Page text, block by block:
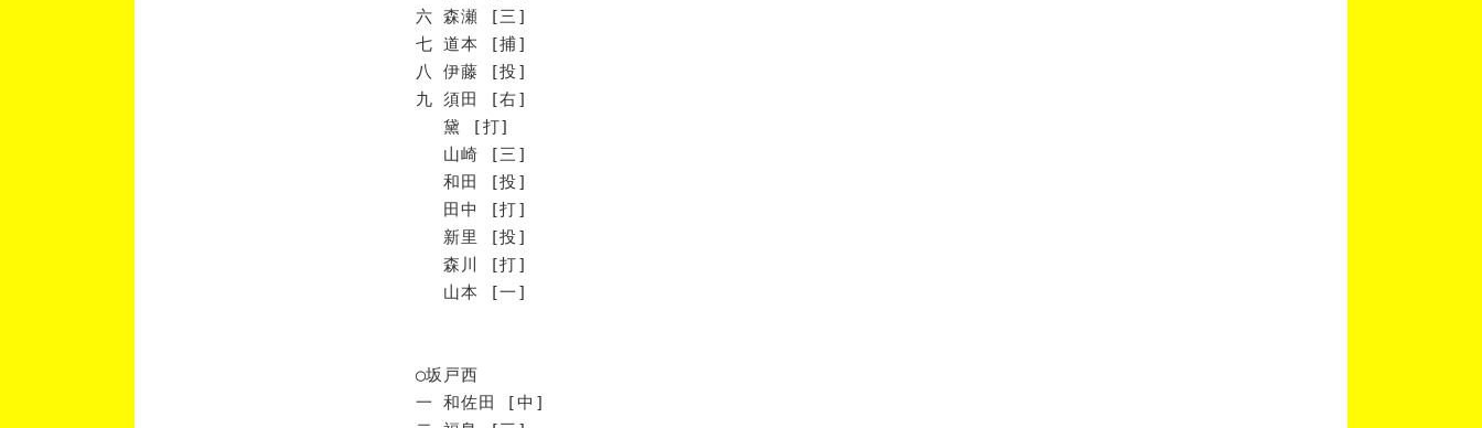
六 森瀬 [三]
七 道本 [捕]
八 伊藤 [投]
九 須田 [右]
黛 [打]
山崎 [三]
和田 [投]
田中 [打]
新里 [投]
森川 [打]
山本 [一]
◯坂戸西
一 和佐田 [中]